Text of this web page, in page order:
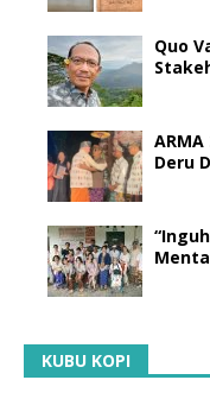
Quo
Deru
KUBU KOPI